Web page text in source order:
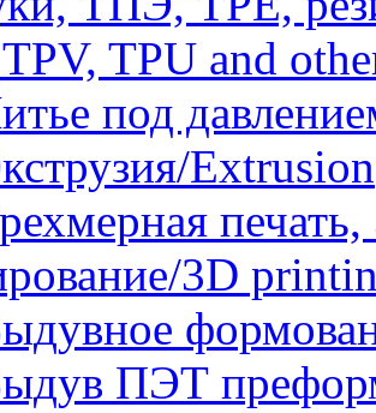
TPU and
под
Extrusion
3D
ПЭТ